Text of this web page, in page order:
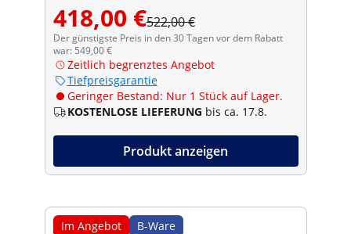
418,00 €522,00 €
Der günstigste Preis in den 30 Tagen vor dem Rabatt
war: 549,00 €
Zeitlich begrenztes Angebot
Tiefpreisgarantie
Geringer Bestand: Nur 1 Stück auf Lager.
KOSTENLOSE LIEFERUNG bis ca. 17.8.
Produkt anzeigen
Im Angebot B-Ware